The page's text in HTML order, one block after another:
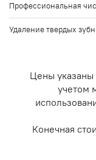
Профессиональная
Удаление твердых
Цены указаны
учетом
Конечная